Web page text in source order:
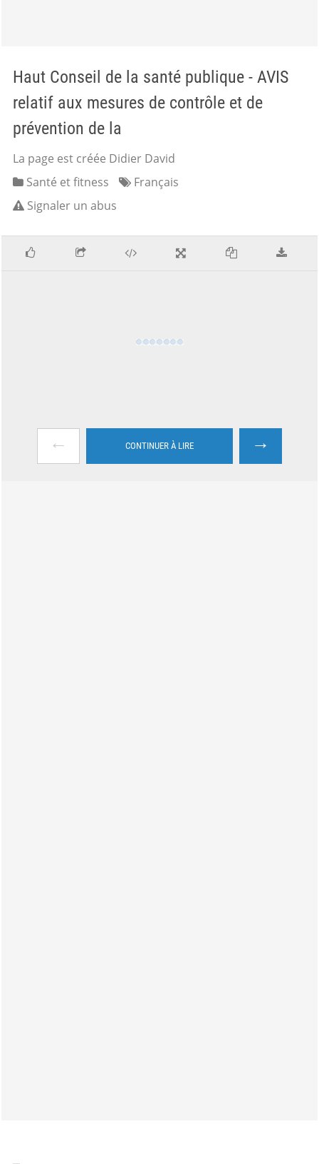
Haut Conseil de la santé publique - AVIS
relatif aux mesures de contrôle et de
prévention de la
La page est créée Didier David
Santé et fitness
Français
Signaler un abus
← CONTINUER À LIRE →